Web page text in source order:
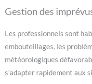
Gestion des
Les professionnels sont
embouteillages, les
météorologiques
s’adapter rapidement aux